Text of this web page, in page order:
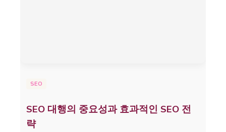
SEO
SEO 대행의 중요성과 효과적인 SEO 전
략